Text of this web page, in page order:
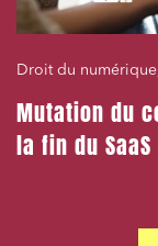
Droit du
Mutation du
la fin du